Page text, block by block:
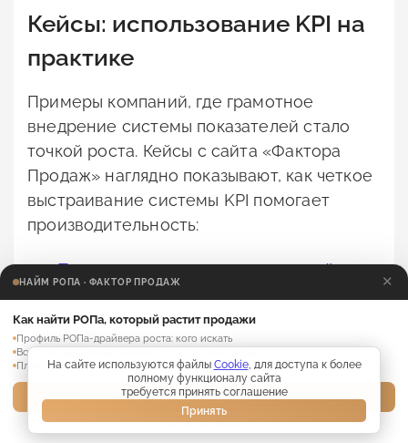
Кейсы: использование KPI на
практике
Примеры компаний, где грамотное
внедрение системы показателей стало
точкой роста. Кейсы с сайта «Фактора
Продаж» наглядно показывают, как четкое
выстраивание системы KPI помогает
производительность:
Подняли выручку в логистической
компании в 3,5 раза за 6 месяцев путем
редизайна KPI, акцентируя внимание
не на активности, а результатах
продаж и конверсии лидов.
В проекте по охранным услугам
подняли средний чек и конверсию, что
в итоге привело к семикратному росту
продаж.
НАЙМ РОПА · ФАКТОР ПРОДАЖ ✕
Как найти РОПа, который растит продажи
Профиль РОПа-драйвера роста: кого искать
Вопросы на собеседовании, чтобы отсеять слабых
План адаптации нового РОПа на 30 дней
Забрать материалы →
Нет, не интересно
На сайте используются файлы Cookie, для доступа к более
полному функционалу сайта
требуется принять соглашение
Принять